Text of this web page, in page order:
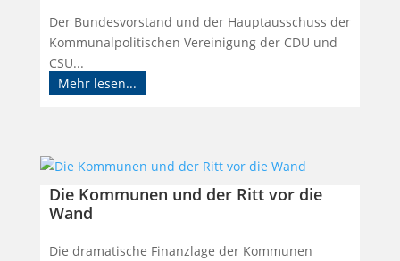
Der Bundesvorstand und der Hauptausschuss der
Kommunalpolitischen Vereinigung der CDU und
CSU...
Mehr lesen...
Die Kommunen und der Ritt vor die
Wand
Die dramatische Finanzlage der Kommunen